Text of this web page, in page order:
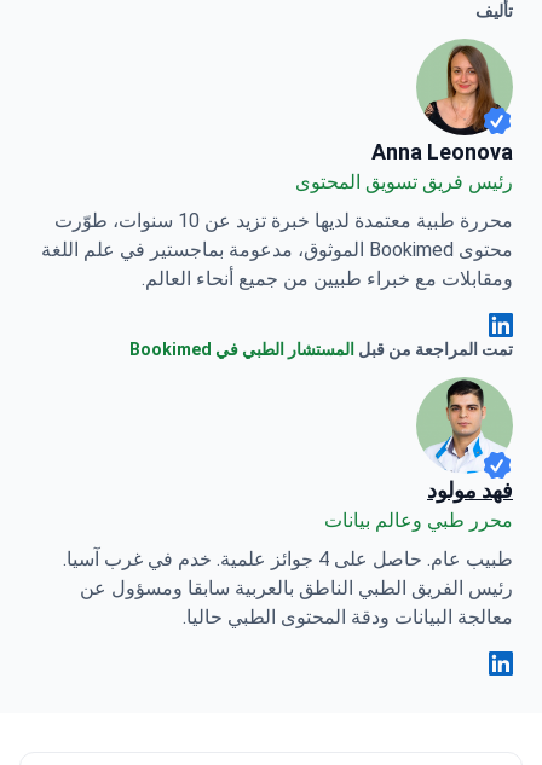
تأليف
Anna Leonova
Anna Leonova
رئيس فريق تسويق المحتوى
محررة طبية معتمدة لديها خبرة تزيد عن 10 سنوات، طوّرت
محتوى Bookimed الموثوق، مدعومة بماجستير في علم اللغة
ومقابلات مع خبراء طبيين من جميع أنحاء العالم.
Anna Leonova Linkedin
تمت المراجعة من قبل المستشار الطبي في Bookimed
فهد مولود
محرر طبي وعالم بيانات
طبيب عام. حاصل على 4 جوائز علمية. خدم في غرب آسيا.
رئيس الفريق الطبي الناطق بالعربية سابقا ومسؤول عن
معالجة البيانات ودقة المحتوى الطبي حاليا.